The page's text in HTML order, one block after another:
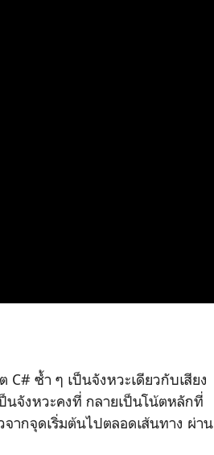
C# ซ้ำ ๆ เป็นจังหวะเดียวกับเสียง
นจังหวะคงที่ กลายเป็นโน้ตหลักที่
ากจุดเริ่มต้นไปตลอดเส้นทาง ผ่าน